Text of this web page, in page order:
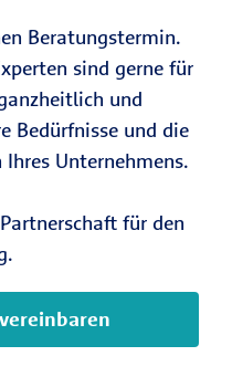
Beratungstermin.
sind gerne für
und
Bedürfnisse und die
Unternehmens.
für den